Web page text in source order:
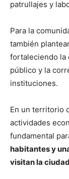
patrullajes y
Para la
también
fortaleciendo la
público y la
instituciones.
En un territorio
actividades
fundamental
habitantes y
visitan la ciudad